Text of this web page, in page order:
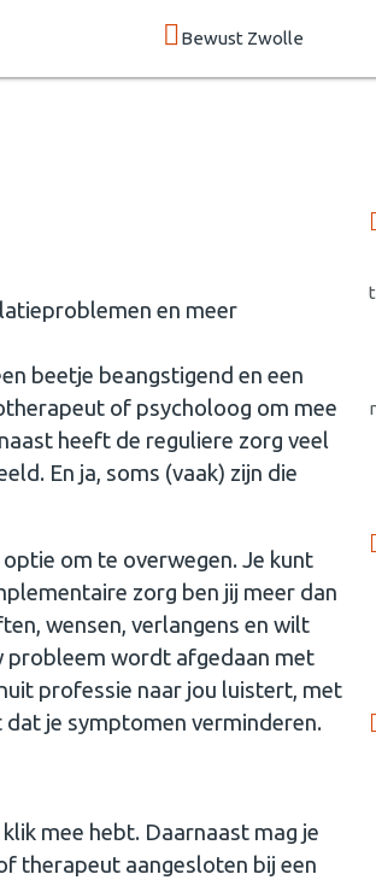
Bewust Zwolle
en meer
beetje beangstigend en een
of psycholoog om mee
heeft de reguliere zorg veel
En ja, soms (vaak) zijn die
om te overwegen. Je kunt
zorg ben jij meer dan
wensen, verlangens en wilt
probleem wordt afgedaan met
professie naar jou luistert, met
je symptomen verminderen.
mee hebt. Daarnaast mag je
therapeut aangesloten bij een